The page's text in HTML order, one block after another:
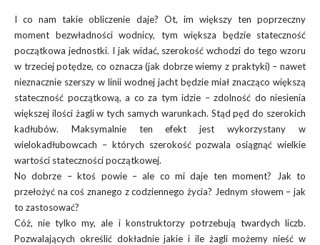
I co nam takie obliczenie daje? Ot, im większy ten poprzeczny
moment bezwładności wodnicy, tym większa będzie stateczność
początkowa jednostki. I jak widać, szerokość wchodzi do tego wzoru
w trzeciej potędze, co oznacza (jak dobrze wiemy z praktyki) – nawet
nieznacznie szerszy w linii wodnej jacht będzie miał znacząco większą
stateczność początkową, a co za tym idzie – zdolność do niesienia
większej ilości żagli w tych samych warunkach. Stąd pęd do szerokich
kadłubów. Maksymalnie ten efekt jest wykorzystany w
wielokadłubowcach – których szerokość pozwala osiągnąć wielkie
wartości stateczności początkowej.
No dobrze – ktoś powie – ale co mi daje ten moment? Jak to
przełożyć na coś znanego z codziennego życia? Jednym słowem – jak
to zastosować?
Cóż, nie tylko my, ale i konstruktorzy potrzebują twardych liczb.
Pozwalających określić dokładnie jakie i ile żagli możemy nieść w